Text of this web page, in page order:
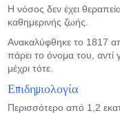
Η νόσος δεν έχει
καθημερινής ζωής.
Ανακαλύφθηκε το 1817
πάρει το όνομα του,
μέχρι τότε.
Επιδημιολογία
Περισσότερο από 1,2